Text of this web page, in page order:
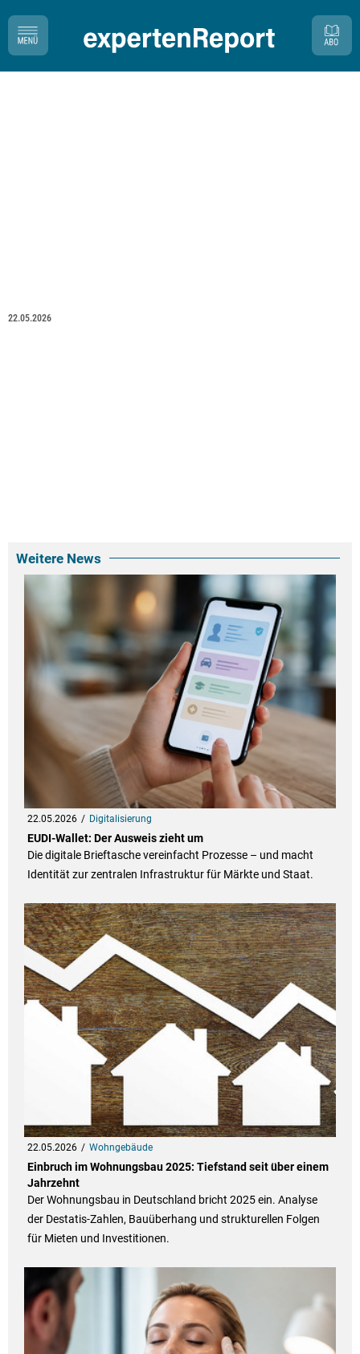
22.05.2026
Weitere News
22.05.2026 Digitalisierung
EUDI-Wallet: Der Ausweis zieht um
Die digitale Brieftasche vereinfacht Prozesse – und macht
Identität zur zentralen Infrastruktur für Märkte und Staat.
22.05.2026 Wohngebäude
Einbruch im Wohnungsbau 2025: Tiefstand seit über einem
Jahrzehnt
Der Wohnungsbau in Deutschland bricht 2025 ein. Analyse
der Destatis-Zahlen, Bauüberhang und strukturellen Folgen
für Mieten und Investitionen.